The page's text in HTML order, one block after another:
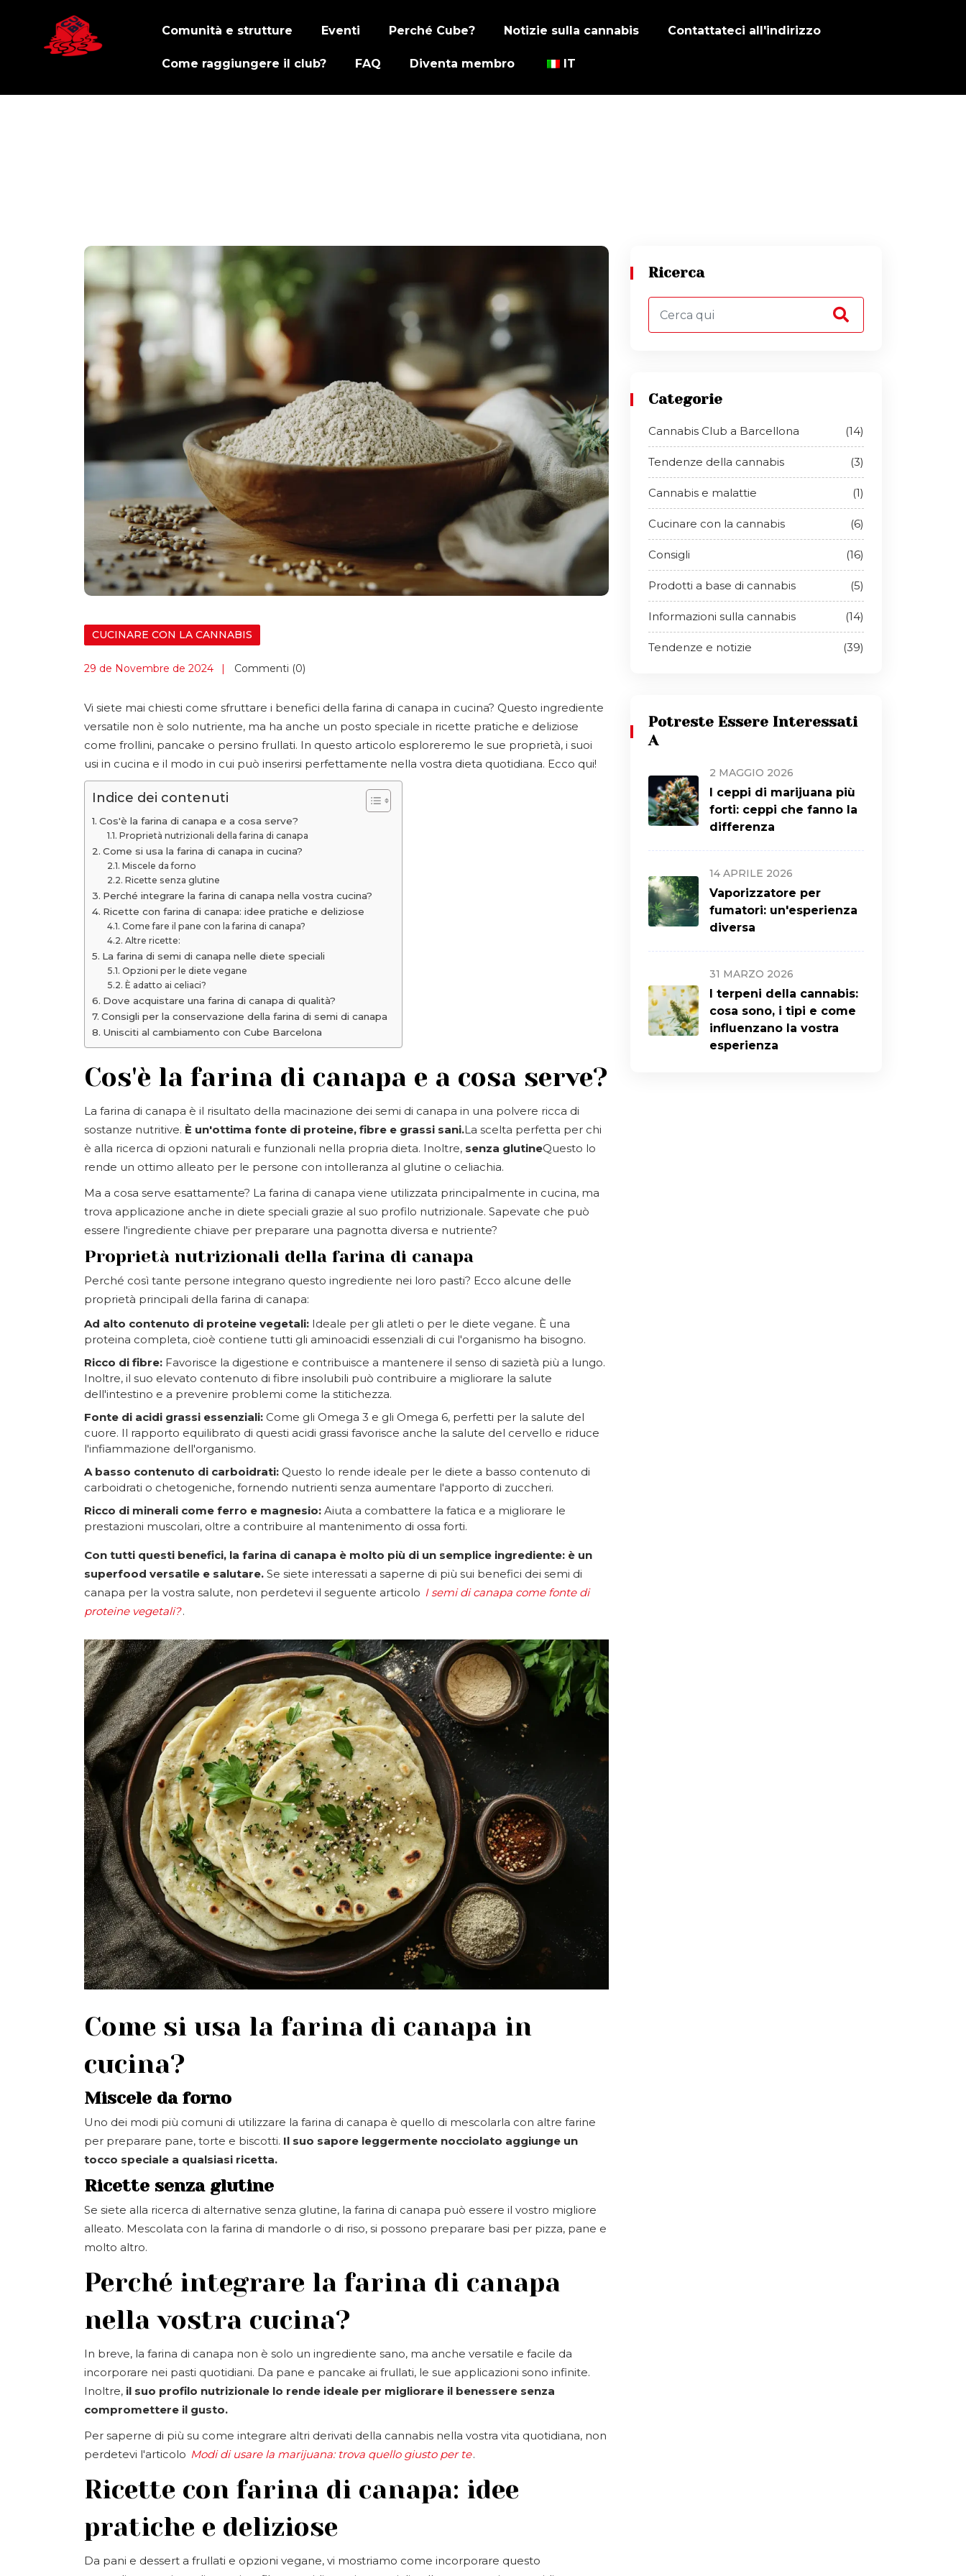
Comunità e strutture Eventi Perché Cube? Notizie sulla cannabis Contattateci all'indirizzo
Come raggiungere il club? FAQ Diventa membro IT
CUCINARE CON LA CANNABIS
29 de Novembre de 2024 Commenti (0)
Vi siete mai chiesti come sfruttare i benefici della farina di canapa in cucina? Questo ingrediente
versatile non è solo nutriente, ma ha anche un posto speciale in ricette pratiche e deliziose
come frollini, pancake o persino frullati. In questo articolo esploreremo le sue proprietà, i suoi
usi in cucina e il modo in cui può inserirsi perfettamente nella vostra dieta quotidiana. Ecco qui!
Indice dei contenuti
Cos'è la farina di canapa e a cosa serve?
Proprietà nutrizionali della farina di canapa
Come si usa la farina di canapa in cucina?
Miscele da forno
Ricette senza glutine
Perché integrare la farina di canapa nella vostra cucina?
Ricette con farina di canapa: idee pratiche e deliziose
Come fare il pane con la farina di canapa?
Altre ricette:
La farina di semi di canapa nelle diete speciali
Opzioni per le diete vegane
È adatto ai celiaci?
Dove acquistare una farina di canapa di qualità?
Consigli per la conservazione della farina di semi di canapa
Unisciti al cambiamento con Cube Barcelona
Cos'è la farina di canapa e a cosa serve?
La farina di canapa è il risultato della macinazione dei semi di canapa in una polvere ricca di
sostanze nutritive. È un'ottima fonte di proteine, fibre e grassi sani.La scelta perfetta per chi
è alla ricerca di opzioni naturali e funzionali nella propria dieta. Inoltre, senza glutineQuesto lo
rende un ottimo alleato per le persone con intolleranza al glutine o celiachia.
Ma a cosa serve esattamente? La farina di canapa viene utilizzata principalmente in cucina, ma
trova applicazione anche in diete speciali grazie al suo profilo nutrizionale. Sapevate che può
essere l'ingrediente chiave per preparare una pagnotta diversa e nutriente?
Proprietà nutrizionali della farina di canapa
Perché così tante persone integrano questo ingrediente nei loro pasti? Ecco alcune delle
proprietà principali della farina di canapa:
Ad alto contenuto di proteine vegetali: Ideale per gli atleti o per le diete vegane. È una
proteina completa, cioè contiene tutti gli aminoacidi essenziali di cui l'organismo ha bisogno.
Ricco di fibre: Favorisce la digestione e contribuisce a mantenere il senso di sazietà più a lungo.
Inoltre, il suo elevato contenuto di fibre insolubili può contribuire a migliorare la salute
dell'intestino e a prevenire problemi come la stitichezza.
Fonte di acidi grassi essenziali: Come gli Omega 3 e gli Omega 6, perfetti per la salute del
cuore. Il rapporto equilibrato di questi acidi grassi favorisce anche la salute del cervello e riduce
l'infiammazione dell'organismo.
A basso contenuto di carboidrati: Questo lo rende ideale per le diete a basso contenuto di
carboidrati o chetogeniche, fornendo nutrienti senza aumentare l'apporto di zuccheri.
Ricco di minerali come ferro e magnesio: Aiuta a combattere la fatica e a migliorare le
prestazioni muscolari, oltre a contribuire al mantenimento di ossa forti.
Con tutti questi benefici, la farina di canapa è molto più di un semplice ingrediente: è un
superfood versatile e salutare. Se siete interessati a saperne di più sui benefici dei semi di
canapa per la vostra salute, non perdetevi il seguente articolo I semi di canapa come fonte di
proteine vegetali?.
Come si usa la farina di canapa in
cucina?
Miscele da forno
Uno dei modi più comuni di utilizzare la farina di canapa è quello di mescolarla con altre farine
per preparare pane, torte e biscotti. Il suo sapore leggermente nocciolato aggiunge un
tocco speciale a qualsiasi ricetta.
Ricette senza glutine
Se siete alla ricerca di alternative senza glutine, la farina di canapa può essere il vostro migliore
alleato. Mescolata con la farina di mandorle o di riso, si possono preparare basi per pizza, pane e
molto altro.
Perché integrare la farina di canapa
nella vostra cucina?
In breve, la farina di canapa non è solo un ingrediente sano, ma anche versatile e facile da
incorporare nei pasti quotidiani. Da pane e pancake ai frullati, le sue applicazioni sono infinite.
Inoltre, il suo profilo nutrizionale lo rende ideale per migliorare il benessere senza
compromettere il gusto.
Per saperne di più su come integrare altri derivati della cannabis nella vostra vita quotidiana, non
perdetevi l'articolo Modi di usare la marijuana: trova quello giusto per te.
Ricette con farina di canapa: idee
pratiche e deliziose
Da pani e dessert a frullati e opzioni vegane, vi mostriamo come incorporare questo
Ricerca
Categorie
Cannabis Club a Barcellona (14)
Tendenze della cannabis (3)
Cannabis e malattie (1)
Cucinare con la cannabis (6)
Consigli (16)
Prodotti a base di cannabis (5)
Informazioni sulla cannabis (14)
Tendenze e notizie (39)
Potreste Essere Interessati
A
2 MAGGIO 2026
I ceppi di marijuana più
forti: ceppi che fanno la
differenza
14 APRILE 2026
Vaporizzatore per
fumatori: un'esperienza
diversa
31 MARZO 2026
I terpeni della cannabis:
cosa sono, i tipi e come
influenzano la vostra
esperienza